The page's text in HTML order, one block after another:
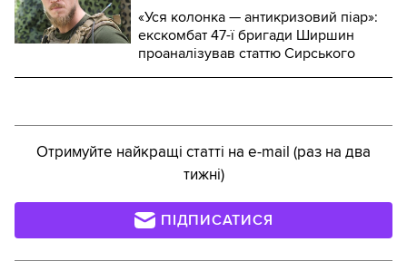
«Уся колонка — антикризовий піар»:
екскомбат 47-ї бригади Ширшин
проаналізував статтю Сирського
Отримуйте найкращі статті на e-mail (раз на два
тижні)
ПІДПИСАТИСЯ